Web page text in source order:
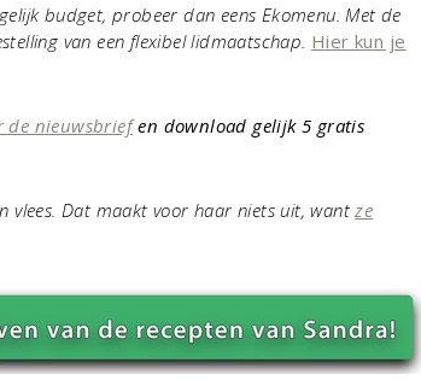
budget, probeer dan eens Ekomenu. Met de
van een flexibel lidmaatschap. Hier kun je
de nieuwsbriefen download gelijk 5 gratis
vlees. Dat maakt voor haar niets uit, wantze